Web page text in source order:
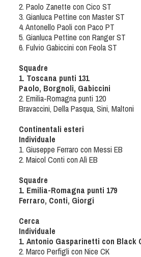
2. Paolo Zanette con Cico ST
3. Gianluca Pettine con Master ST
4. Antonello Paoli con Paco PT
5. Gianluca Pettine con Ranger ST
6. Fulvio Gabiccini con Feola ST
Squadre
1. Toscana punti 131
Paolo, Borgnoli, Gabiccini
2. Emilia-Romagna punti 120
Bravaccini, Della Pasqua, Sini, Maltoni
Continentali esteri
Individuale
1. Giuseppe Ferraro con Messi EB
2. Maicol Conti con Alì EB
Squadre
1. Emilia-Romagna punti 179
Ferraro, Conti, Giorgi
Cerca
Individuale
1. Antonio Gasparinetti con Black
2. Marco Perfigli con Nice CK
Cinofilia
Agility
Dog Trail
Dog Triathlon
Nosework
Rally
Sport